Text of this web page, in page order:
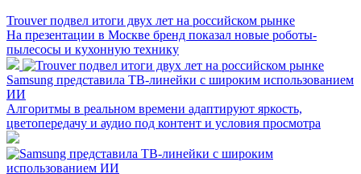
Trouver подвел итоги двух лет на российском рынке
На презентации в Москве бренд показал новые роботы-
пылесосы и кухонную технику
Samsung представила ТВ-линейки с широким использованием
ИИ
Алгоритмы в реальном времени адаптируют яркость,
цветопередачу и аудио под контент и условия просмотра